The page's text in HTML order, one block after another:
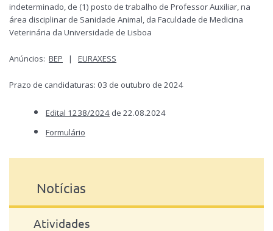
indeterminado, de (1) posto de trabalho de Professor Auxiliar, na
área disciplinar de Sanidade Animal, da Faculdade de Medicina
Veterinária da Universidade de Lisboa
Anúncios: BEP | EURAXESS
Prazo de candidaturas: 03 de outubro de 2024
Edital 1238/2024 de 22.08.2024
Formulário
Mais ofertasaqui
Notícias
Atividades